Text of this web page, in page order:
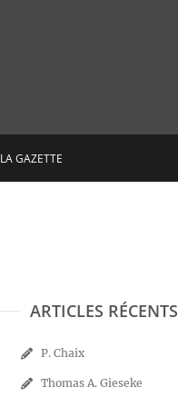
LA GAZETTE
ARTICLES RÉCENTS
P. Chaix
Thomas A. Gieseke